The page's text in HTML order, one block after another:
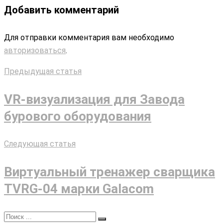
Добавить комментарий
Для отправки комментария вам необходимо
авторизоваться.
Предыдущая статья
VR-визуализация для Завода
бурового оборудования
Следующая статья
Виртуальный тренажер сварщика
TVRG-04 марки Galacom